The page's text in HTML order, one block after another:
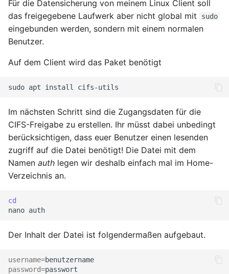
Februar 2025
Januar 2025
November 2024
Oktober 2024
Mai 2024
April 2024
Februar 2024
Dezember 2023
November 2023
Oktober 2023
YubiKey
openmediavault
Ready - E-Mails
verschlüsseln und
signieren
AVM FRITZ!Box 4040 -
Upgrade
AVM FRITZ!Box 4040 -
USB Storage Device
WireGuard Peer
Configuration
OpenWrt - WireGuard Peer
OpenWrt - WireGuard VPN
Für die Datensicherung von meinem Linux Client soll
das freigegebene Laufwerk aber nicht global mit
sudo
eingebunden werden, sondern mit einem normalen
Benutzer.
Auf dem Client wird das Paket benötigt
sudo apt install
Im nächsten Schritt sind die Zugangsdaten für die
CIFS-Freigabe zu erstellen. Ihr müsst dabei unbedingt
berücksichtigen, dass euer Benutzer einen lesenden
zugriff auf die Datei benötigt! Die Datei mit dem
Namen auth legen wir deshalb einfach mal im Home-
Verzeichnis an.
cd
nano
Der Inhalt der Datei ist folgendermaßen aufgebaut.
username=
password=